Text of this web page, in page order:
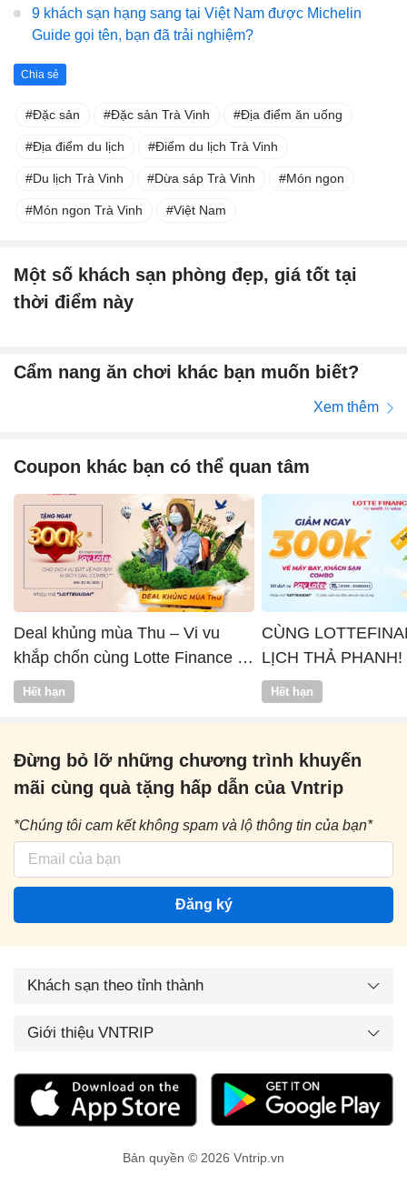
9 khách sạn hạng sang tại Việt Nam được Michelin
Guide gọi tên, bạn đã trải nghiệm?
Chia sẻ
Đặc sản Đặc sản Trà Vinh Địa điểm ăn uống
Địa điểm du lịch Điểm du lịch Trà Vinh
Du lịch Trà Vinh Dừa sáp Trà Vinh Món ngon
Món ngon Trà Vinh Việt Nam
Một số khách sạn phòng đẹp, giá tốt tại
thời điểm này
Cẩm nang ăn chơi khác bạn muốn biết?
Xem thêm
Coupon khác bạn có thể quan tâm
Deal khủng mùa Thu – Vi vu
khắp chốn cùng Lotte Finance x
Vntrip
Hết hạn
CÙNG
LỊCH THẢ PHANH!
Hết hạn
Đừng bỏ lỡ những chương trình khuyến
mãi cùng quà tặng hấp dẫn của Vntrip
*Chúng tôi cam kết không spam và lộ thông tin của bạn*
Đăng ký
Khách sạn theo tỉnh thành
Giới thiệu VNTRIP
Bản quyền © 2026 Vntrip.vn